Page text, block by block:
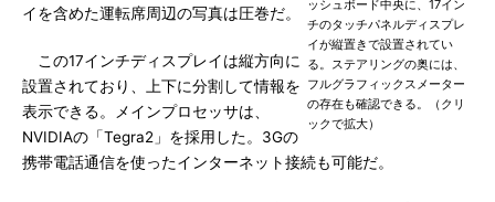
ッシュボード中央に、17イン
チのタッチパネルディスプレ
イが縦置きで設置されてい
る。ステアリングの奥には、
フルグラフィックスメーター
の存在も確認できる。（クリ
ックで拡大）
イを含めた運転席周辺の写真は圧巻だ。
この17インチディスプレイは縦方向に
設置されており、上下に分割して情報を
表示できる。メインプロセッサは、
NVIDIAの「Tegra2」を採用した。3Gの
携帯電話通信を使ったインターネット接続も可能だ。